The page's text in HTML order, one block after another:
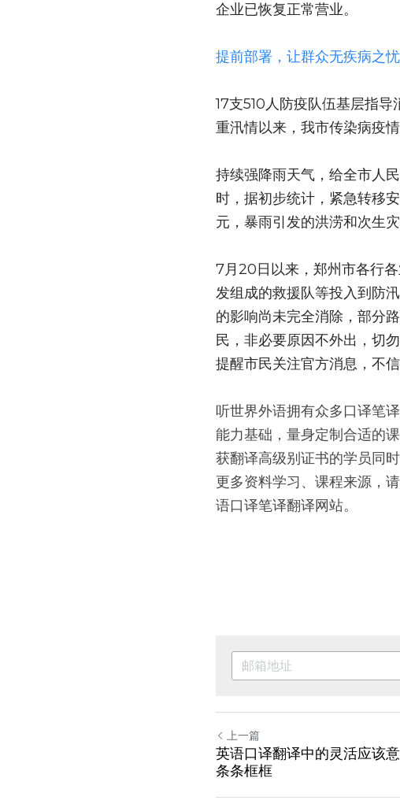
企业已恢复正常营业。
提前部署，让群众无疾病之忧
17支510人防疫队伍基层指
重汛情以来，我市传染病疫
持续强降雨天气，给全市人
时，据初步统计，紧急转移
元，暴雨引发的洪涝和次生灾
7月20日以来，郑州市各行
发组成的救援队等投入到防
的影响尚未完全消除，部分
民，非必要原因不外出，切
提醒市民关注官方消息，不信
听世界外语拥有众多口译笔
能力基础，量身定制合适的
获翻译高级别证书的学员同
更多资料学习、课程来源
语口译笔译翻译网站。
上一篇
英语口译翻译中的灵活应该
条条框框